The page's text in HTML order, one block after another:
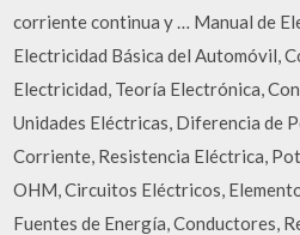
corriente continua y … Manual de
Electricidad Básica del Automóvil,
Electricidad, Teoría Electrónica,
Unidades Eléctricas, Diferencia de
Corriente, Resistencia Eléctrica,
OHM, Circuitos Eléctricos,
Fuentes de Energía, Conductores,